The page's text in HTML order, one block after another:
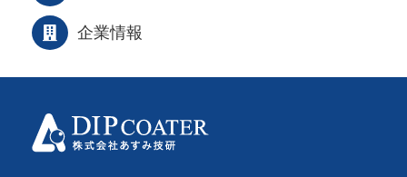
企業情報